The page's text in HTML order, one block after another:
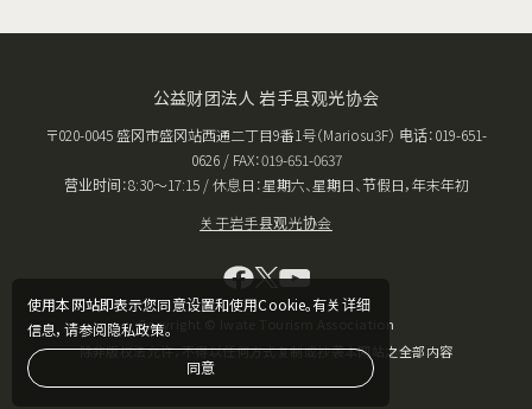
使用本网站即表示您同意设置和使用Cookie。有关详细
信息，请参阅隐私政策。
同意
公益财团法人 岩手县观光协会
〒020-0045 盛冈市盛冈站西通二丁目9番1号（Mariosu3F） 电话：019-651-
0626 / FAX：019-651-0637
营业时间：8:30〜17:15 / 休息日：星期六、星期日、节假日，年末年初
关于岩手县观光协会
Copyright © Iwate Tourism Association
除非版权法允许，不得以任何方式复制或抄袭本网站之全部内容